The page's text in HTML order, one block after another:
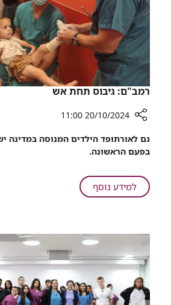
רמב"ם: גיבוס תחת אש
שיתוף
רמב"ם:
תחת
אש
20/10/2024 11:00
גם לאורתופד הילדים המנוסה במדינה
בפעם הראשונה.
למידע נוסףעל
רמב"ם:
אש